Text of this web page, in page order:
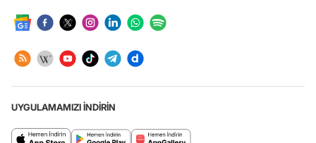
UYGULAMAMIZI İNDİRİN